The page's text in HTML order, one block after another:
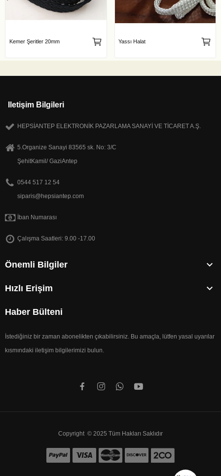
Kemer Şeritler 20mm Yassı Halat
Iletişim Bilgileri
HEPSİANTEP ELEKTRONİK PAZARLAMA SANAYİ VE TİCARET A.Ş.
5.Organize Sanayi 83565 sk. No: 3/C
ŞehitKamil/ GaziAntep
0544 517 12 54
siparis@hepsiantep.com
İban Numarası
Çalışma Saatleri: 9.00 -17.00
Önemli Bilgiler 
Hızlı Erişim 
Haber Bülteni
İstediğiniz bir zaman abonelikten çıkabilirsiniz. Bu amaçla, lütfen yasal uyarılar
kısmındaki iletişim bilgilerimizi bulun.
Copyright © 2025 Tüm Hakları Saklıdır